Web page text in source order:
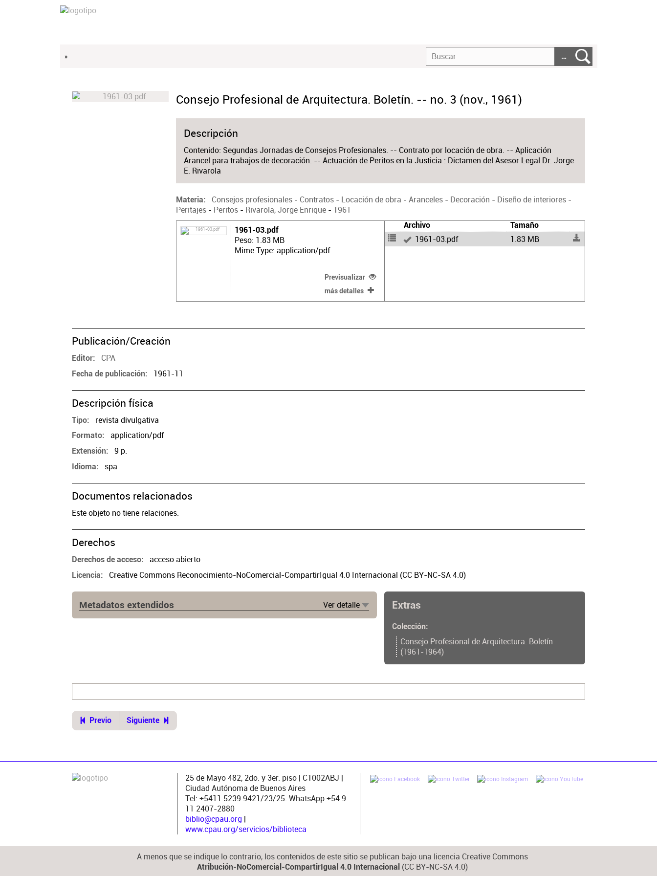
» …
Consejo Profesional de Arquitectura. Boletín. -- no. 3 (nov., 1961)
Descripción
Contenido: Segundas Jornadas de Consejos Profesionales. -- Contrato por locación de obra. -- Aplicación
Arancel para trabajos de decoración. -- Actuación de Peritos en la Justicia : Dictamen del Asesor Legal Dr. Jorge
E. Rivarola
Materia Consejos profesionales- Contratos- Locación de obra - Aranceles- Decoración - Diseño de interiores-
Peritajes - Peritos - Rivarola, Jorge Enrique - 1961
1961-03.pdf
Peso: 1.83 MB
Mime Type: application/pdf
Previsualizar
más detalles
Archivo Tamaño
1961-03.pdf 1.83 MB
Publicación/Creación
Editor CPA
Fecha de publicación 1961-11
Descripción física
Tipo revista divulgativa
Formato application/pdf
Extensión 9 p.
Idioma spa
Documentos relacionados
Este objeto no tiene relaciones.
Derechos
Derechos de acceso acceso abierto
Licencia Creative Commons Reconocimiento-NoComercial-CompartirIgual 4.0 Internacional (CC BY-NC-SA 4.0)
Metadatos extendidos Ver detalle Extras
Colección
Consejo Profesional de Arquitectura. Boletín
(1961-1964)
Previo Siguiente
25 de Mayo 482, 2do. y 3er. piso | C1002ABJ |
Ciudad Autónoma de Buenos Aires
Tel: +5411 5239 9421/23/25. WhatsApp +54 9
11 2407-2880
biblio@cpau.org |
www.cpau.org/servicios/biblioteca
A menos que se indique lo contrario, los contenidos de este sitio se publican bajo una licencia Creative Commons
Atribución-NoComercial-CompartirIgual 4.0 Internacional (CC BY-NC-SA 4.0)